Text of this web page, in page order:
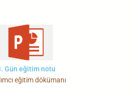
Gün eğitim notu
eğitim dökümanı